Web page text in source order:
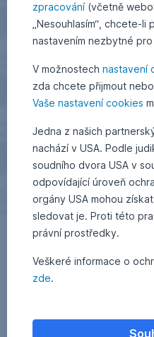
zpracování(včetně
„Nesouhlasím“, chcete-
nastavením nezbytné
V možnostech nastavení
zda chcete přijmout
Vaše nastavení cookies
Jedna z našich
nachází v USA. Podle
soudního dvora USA v
odpovídající úroveň
orgány USA mohou
sledovat je. Proti této
právní prostředky.
Veškeré informace o
zde.